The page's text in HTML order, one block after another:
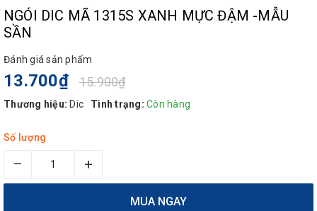
NGÓI DIC MÃ 1315S XANH MỰC ĐẬM -MẪU
SẦN
Đánh giá sản phẩm
13.700₫ 15.900₫
Thương hiệu: Dic Tình trạng: Còn hàng
Số lượng
– +
MUA NGAY